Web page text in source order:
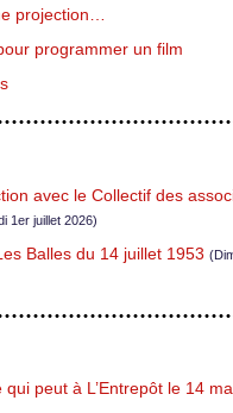
projection…
programmer un film
avec le Collectif des
1er juillet 2026)
Balles du 14 juillet 1953
qui peut à L’Entrepôt le 14